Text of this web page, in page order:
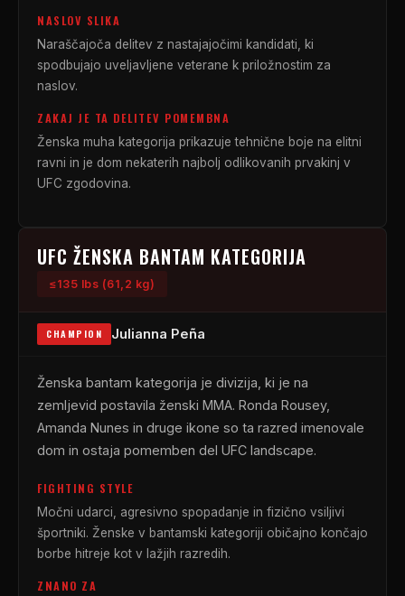
NASLOV SLIKA
Naraščajoča delitev z nastajajočimi kandidati, ki
spodbujajo uveljavljene veterane k priložnostim za
naslov.
ZAKAJ JE TA DELITEV POMEMBNA
Ženska muha kategorija prikazuje tehnične boje na elitni
ravni in je dom nekaterih najbolj odlikovanih prvakinj v
UFC zgodovina.
UFC ŽENSKA BANTAM KATEGORIJA
≤135 lbs (61,2 kg)
CHAMPION Julianna Peña
Ženska bantam kategorija je divizija, ki je na
zemljevid postavila ženski MMA. Ronda Rousey,
Amanda Nunes in druge ikone so ta razred imenovale
dom in ostaja pomemben del UFC landscape.
FIGHTING STYLE
Močni udarci, agresivno spopadanje in fizično vsiljivi
športniki. Ženske v bantamski kategoriji običajno končajo
borbe hitreje kot v lažjih razredih.
ZNANO ZA